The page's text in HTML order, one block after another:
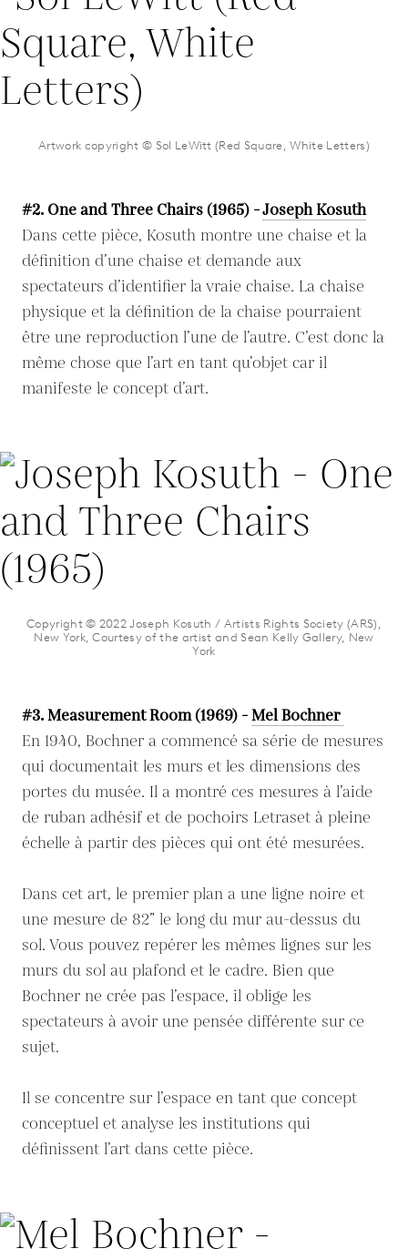
Artwork copyright © Sol LeWitt (Red Square, White Letters)
#2. One and Three Chairs (1965) -Joseph Kosuth
Dans cette pièce, Kosuth montre une chaise et la
définition d’une chaise et demande aux
spectateurs d’identifier la vraie chaise. La chaise
physique et la définition de la chaise pourraient
être une reproduction l’une de l’autre. C’est donc la
même chose que l’art en tant qu’objet car il
manifeste le concept d’art.
Copyright © 2022 Joseph Kosuth / Artists Rights Society (ARS),
New York, Courtesy of the artist and Sean Kelly Gallery, New
York
#3. Measurement Room (1969) -Mel Bochner
En 1940, Bochner a commencé sa série de mesures
qui documentait les murs et les dimensions des
portes du musée. Il a montré ces mesures à l’aide
de ruban adhésif et de pochoirs Letraset à pleine
échelle à partir des pièces qui ont été mesurées.
Dans cet art, le premier plan a une ligne noire et
une mesure de 82” le long du mur au-dessus du
sol. Vous pouvez repérer les mêmes lignes sur les
murs du sol au plafond et le cadre. Bien que
Bochner ne crée pas l’espace, il oblige les
spectateurs à avoir une pensée différente sur ce
sujet.
Il se concentre sur l’espace en tant que concept
conceptuel et analyse les institutions qui
définissent l’art dans cette pièce.